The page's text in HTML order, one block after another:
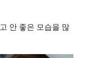
안 좋은 모습을 많